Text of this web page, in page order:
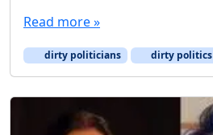
Read more »
dirty politicians dirty politics